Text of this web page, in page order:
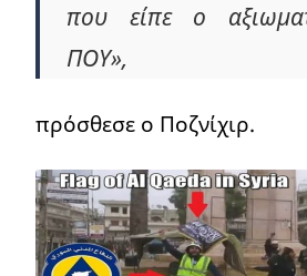
που είπε ο
ΠΟΥ»,
πρόσθεσε ο Ποζνίχιρ.